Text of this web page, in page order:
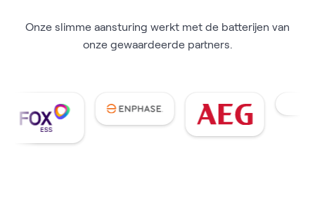
Onze slimme aansturing werkt met de batterijen van
onze gewaardeerde partners.